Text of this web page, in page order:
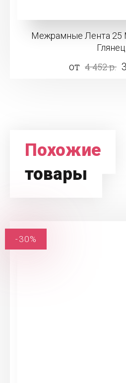
Межрамные Лента
Глянец
от 4 452 р.
Похожие
товары
-30%